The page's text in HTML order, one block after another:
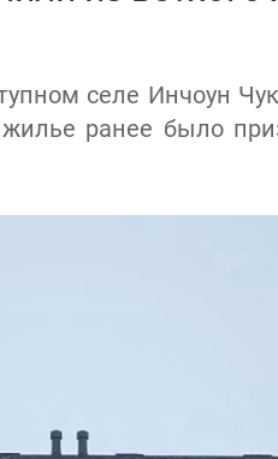
селе Инчоун
ранее было